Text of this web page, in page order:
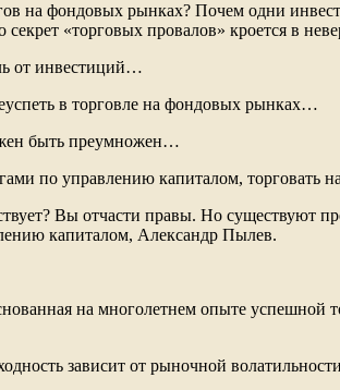
на фондовых рынках? Почем одни
«торговых провалов» кроется в
от инвестиций…
в торговле на фондовых рынках…
быть преумножен…
по управлению капиталом, торговать
Вы отчасти правы. Но
капиталом, Александр Пылев.
на многолетнем опыте
зависит от рыночной